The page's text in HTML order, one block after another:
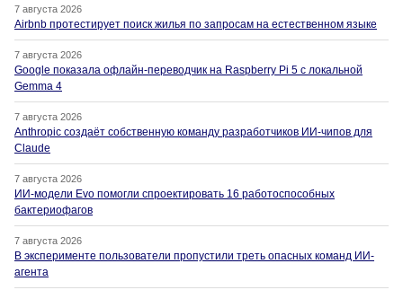
7 августа 2026
Airbnb протестирует поиск жилья по запросам на естественном языке
7 августа 2026
Google показала офлайн-переводчик на Raspberry Pi 5 с локальной
Gemma 4
7 августа 2026
Anthropic создаёт собственную команду разработчиков ИИ-чипов для
Claude
7 августа 2026
ИИ-модели Evo помогли спроектировать 16 работоспособных
бактериофагов
7 августа 2026
В эксперименте пользователи пропустили треть опасных команд ИИ-
агента